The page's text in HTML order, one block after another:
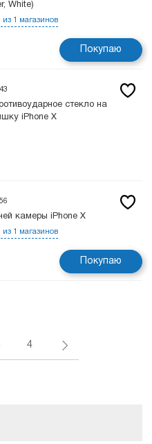
White)
из 1 магазинов
Покупаю
стекло на
iPhone X
камеры iPhone X
из 1 магазинов
Покупаю
4